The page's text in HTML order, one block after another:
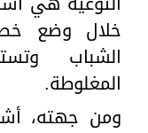
خلال وضع
الشباب
المغلوطة.
ومن جهته،